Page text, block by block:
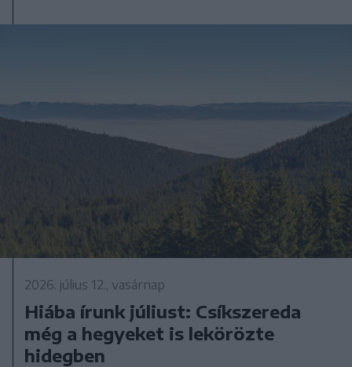
2026. július 12., vasárnap
Hiába írunk júliust: Csíkszereda
még a hegyeket is lekörözte
hidegben